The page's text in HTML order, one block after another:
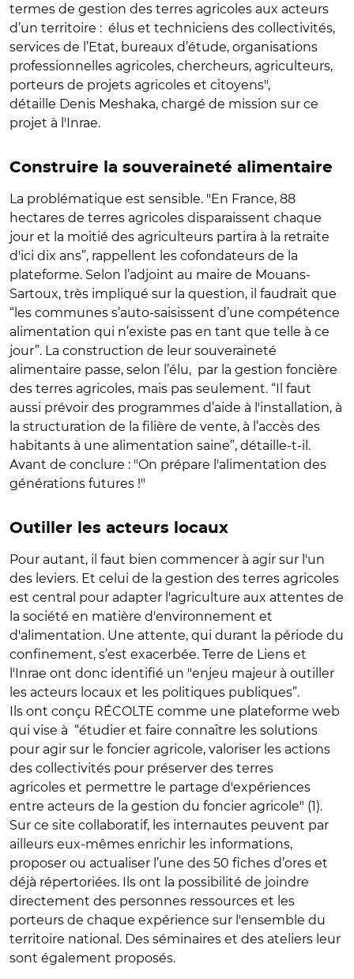
termes de gestion des terres agricoles aux acteurs
d’un territoire : élus et techniciens des collectivités,
services de l’Etat, bureaux d’étude, organisations
professionnelles agricoles, chercheurs, agriculteurs,
porteurs de projets agricoles et citoyens",
détaille Denis Meshaka, chargé de mission sur ce
projet à l'Inrae.
Construire la souveraineté alimentaire
La problématique est sensible. "En France, 88
hectares de terres agricoles disparaissent chaque
jour et la moitié des agriculteurs partira à la retraite
d'ici dix ans”, rappellent les cofondateurs de la
plateforme. Selon l’adjoint au maire de Mouans-
Sartoux, très impliqué sur la question, il faudrait que
“les communes s’auto-saisissent d’une compétence
alimentation qui n’existe pas en tant que telle à ce
jour”. La construction de leur souveraineté
alimentaire passe, selon l’élu, par la gestion foncière
des terres agricoles, mais pas seulement. “Il faut
aussi prévoir des programmes d’aide à l'installation, à
la structuration de la filière de vente, à l’accès des
habitants à une alimentation saine”, détaille-t-il.
Avant de conclure : "On prépare l'alimentation des
générations futures !"
Outiller les acteurs locaux
Pour autant, il faut bien commencer à agir sur l'un
des leviers. Et celui de la gestion des terres agricoles
est central pour adapter l'agriculture aux attentes de
la société en matière d'environnement et
d'alimentation. Une attente, qui durant la période du
confinement, s’est exacerbée. Terre de Liens et
l'Inrae ont donc identifié un "enjeu majeur à outiller
les acteurs locaux et les politiques publiques”.
Ils ont conçu RÉCOLTE comme une plateforme web
qui vise à “étudier et faire connaître les solutions
pour agir sur le foncier agricole, valoriser les actions
des collectivités pour préserver des terres
agricoles et permettre le partage d'expériences
entre acteurs de la gestion du foncier agricole" (1).
Sur ce site collaboratif, les internautes peuvent par
ailleurs eux-mêmes enrichir les informations,
proposer ou actualiser l’une des 50 fiches d’ores et
déjà répertoriées. Ils ont la possibilité de joindre
directement des personnes ressources et les
porteurs de chaque expérience sur l'ensemble du
territoire national. Des séminaires et des ateliers leur
sont également proposés.